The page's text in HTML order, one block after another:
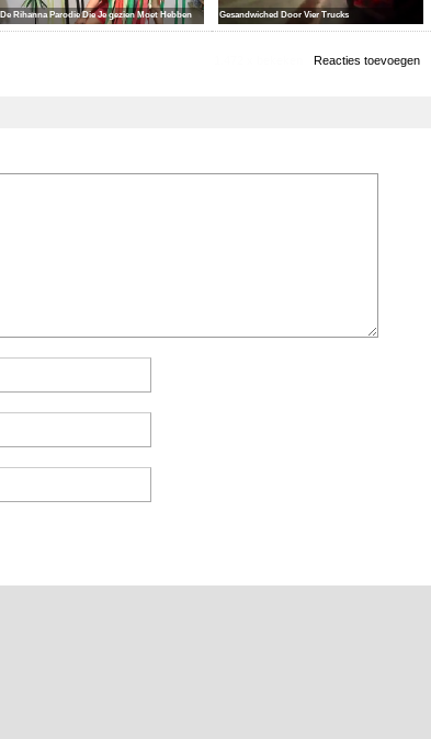
De Rihanna Parodie Die Je gezien Moet Hebben Gesandwiched Door Vier Trucks
Reacties toevoegen